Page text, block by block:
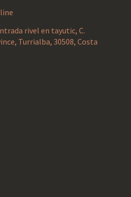
rivel en tayutic, C.
Turrialba, 30508, Costa